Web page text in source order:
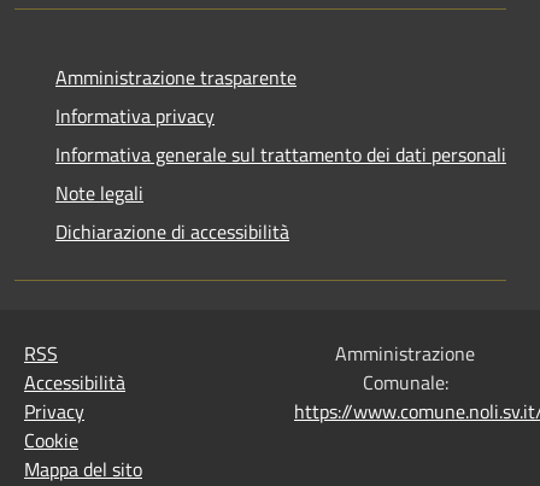
Amministrazione trasparente
Informativa privacy
Informativa generale sul trattamento dei dati personali
Note legali
Dichiarazione di accessibilità
RSS
Accessibilità
Privacy
Cookie
Mappa del sito
Amministrazione
Comunale:
https://